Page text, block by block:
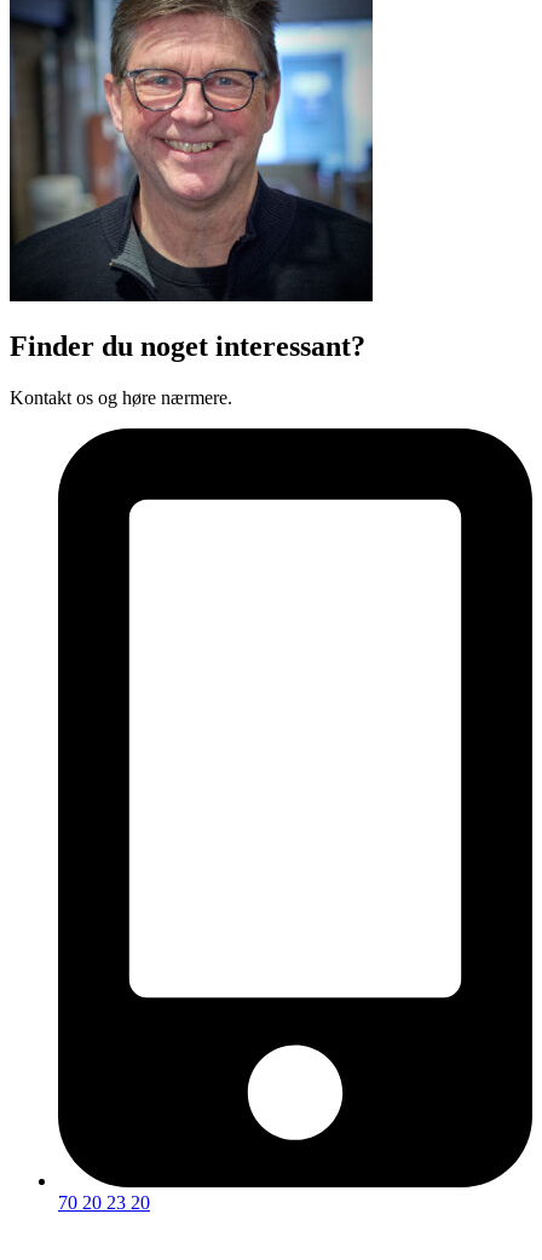
Finder du noget interessant?
Kontakt os og høre nærmere.
70 20 23 20